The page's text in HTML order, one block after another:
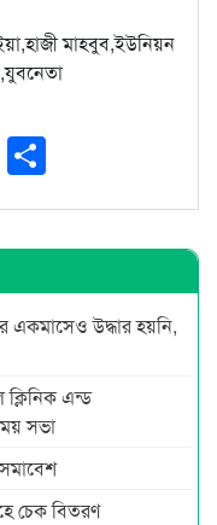
মাহবুব,ইউনিয়ন
একমাসেও উদ্ধার হয়নি,
এন্ড
সভা
চেক বিতরণ